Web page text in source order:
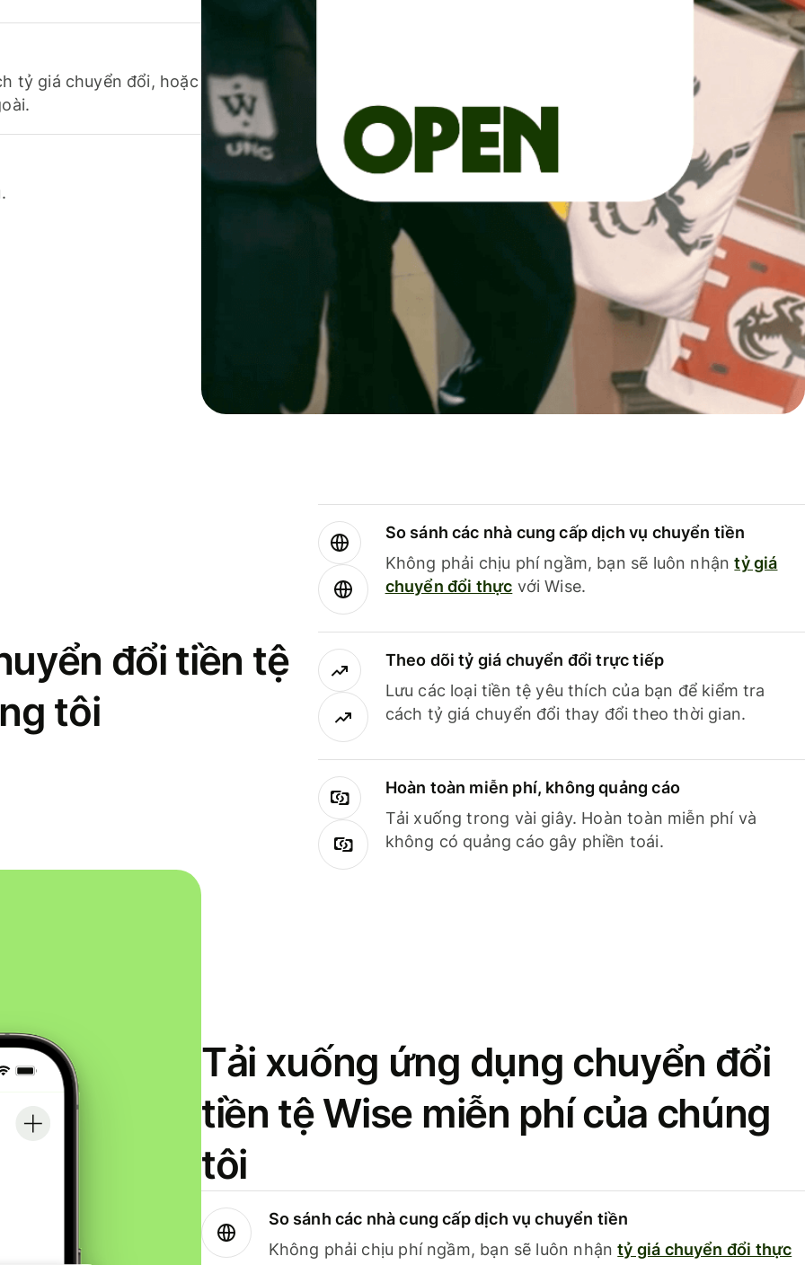
tỷ giá chuyển đổi, hoặc
đổi tiền tệ
tôi
So sánh các nhà cung cấp dịch vụ chuyển tiền
Không phải chịu phí ngầm, bạn sẽ luôn nhậntỷ giá
chuyển đổi thực với Wise.
Theo dõi tỷ giá chuyển đổi trực tiếp
Lưu các loại tiền tệ yêu thích của bạn để kiểm tra
cách tỷ giá chuyển đổi thay đổi theo thời gian.
Hoàn toàn miễn phí, không quảng cáo
Tải xuống trong vài giây. Hoàn toàn miễn phí và
không có quảng cáo gây phiền toái.
Tải xuống ứng dụng chuyển đổi
tiền tệ Wise miễn phí của chúng
tôi
So sánh các nhà cung cấp dịch vụ chuyển tiền
Không phải chịu phí ngầm, bạn sẽ luôn nhậntỷ giá chuyển đổi thực